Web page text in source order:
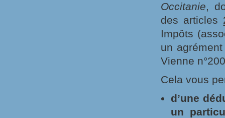
Occitanie,
des articles
Impôts
un
Vienne
Cela vous
d’une
un